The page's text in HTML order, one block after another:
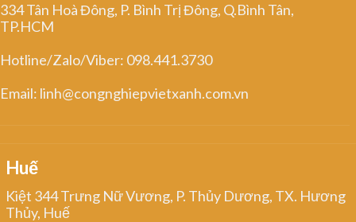
334 Tân Hoà Đông, P. Bình Trị Đông, Q.Bình Tân,
TP.HCM
Hotline/Zalo/Viber: 098.441.3730
Email: linh@congnghiepvietxanh.com.vn
Huế
Kiệt 344 Trưng Nữ Vương, P. Thủy Dương, TX. Hương
Thủy, Huế